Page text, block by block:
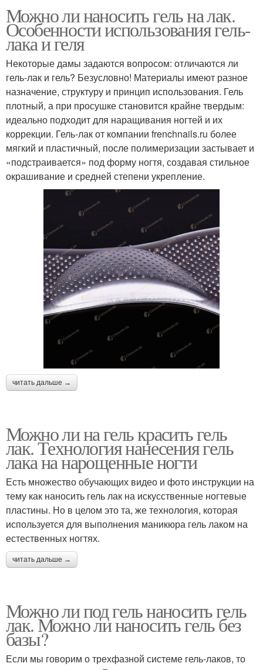
Можно ли наносить гель на лак.
Особенности использования гель-
лака и геля
Некоторые дамы задаются вопросом: отличаются ли
гель-лак и гель? Безусловно! Материалы имеют разное
назначение, структуру и принцип использования. Гель
плотный, а при просушке становится крайне твердым:
идеально подходит для наращивания ногтей и их
коррекции. Гель-лак от компании frenchnails.ru более
мягкий и пластичный, после полимеризации застывает и
«подстраивается» под форму ногтя, создавая стильное
окрашивание и средней степени укрепление.
читать дальше →
Можно ли на гель красить гель
лак. Технология нанесения гель
лака на нарощенные ногти
Есть множество обучающих видео и фото инструкции на
тему как наносить гель лак на искусственные ногтевые
пластины. Но в целом это та, же технология, которая
используется для выполнения маникюра гель лаком на
естественных ногтях.
читать дальше →
Можно ли под гель наносить гель
лак. Можно ли наносить гель без
базы?
Если мы говорим о трехфазной системе гель-лаков, то